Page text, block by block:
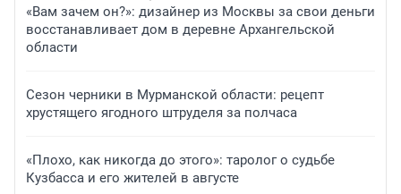
«Вам зачем он?»: дизайнер из Москвы за свои деньги
восстанавливает дом в деревне Архангельской
области
Сезон черники в Мурманской области: рецепт
хрустящего ягодного штруделя за полчаса
«Плохо, как никогда до этого»: таролог о судьбе
Кузбасса и его жителей в августе